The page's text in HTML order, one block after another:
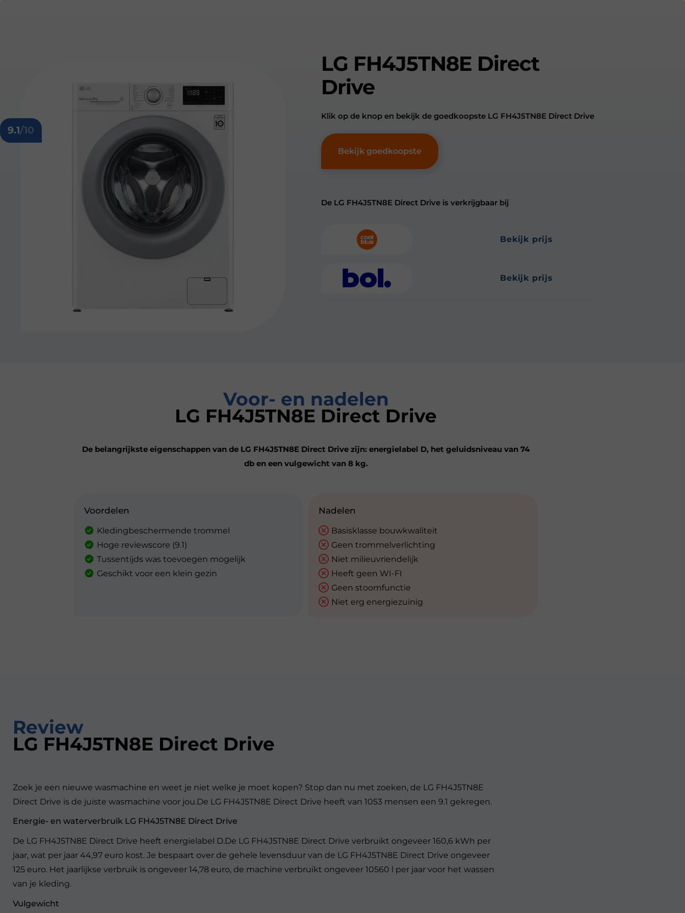
9.1/10
LG FH4J5TN8E Direct
Drive
Klik op de knop en bekijk de goedkoopste LG FH4J5TN8E Direct Drive
Bekijk goedkoopste
De LG FH4J5TN8E Direct Drive is verkrijgbaar bij
bekijk prijs
bekijk prijs
Voor- en nadelen
LG FH4J5TN8E Direct Drive
De belangrijkste eigenschappen van de LG FH4J5TN8E Direct Drive zijn: energielabel D, het geluidsniveau van 74
db en een vulgewicht van 8 kg.
Voordelen
Kledingbeschermende trommel
Hoge reviewscore (9.1)
Tussentijds was toevoegen mogelijk
Geschikt voor een klein gezin
Nadelen
Basisklasse bouwkwaliteit
Geen trommelverlichting
Niet milieuvriendelijk
Heeft geen WI-FI
Geen stoomfunctie
Niet erg energiezuinig
Review
LG FH4J5TN8E Direct Drive
Zoek je een nieuwe wasmachine en weet je niet welke je moet kopen? Stop dan nu met zoeken, de LG FH4J5TN8E
Direct Drive is de juiste wasmachine voor jou.De LG FH4J5TN8E Direct Drive heeft van 1053 mensen een 9.1 gekregen.
Energie- en waterverbruik LG FH4J5TN8E Direct Drive
De LG FH4J5TN8E Direct Drive heeft energielabel D.De LG FH4J5TN8E Direct Drive verbruikt ongeveer 160,6 kWh per
jaar, wat per jaar 44,97 euro kost. Je bespaart over de gehele levensduur van de LG FH4J5TN8E Direct Drive ongeveer
125 euro. Het jaarlijkse verbruik is ongeveer 14,78 euro, de machine verbruikt ongeveer 10560 l per jaar voor het wassen
van je kleding.
Vulgewicht